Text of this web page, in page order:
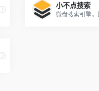
小不点搜索
微盘搜索引擎